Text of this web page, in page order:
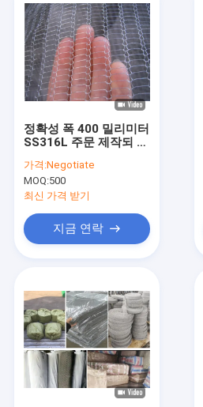
정확성 폭 400 밀리미터
SS316L 주문 제작되 짜
쉬 필터 복수선
가격:Negotiate
MOQ:500
최신 가격 받기
지금 연락